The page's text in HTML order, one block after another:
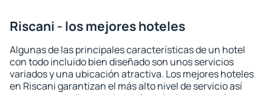
Riscani - los mejores hoteles
Algunas de las principales características de un hotel
con todo incluido bien diseñado son unos servicios
variados y una ubicación atractiva. Los mejores hoteles
en Riscani garantizan el más alto nivel de servicio así